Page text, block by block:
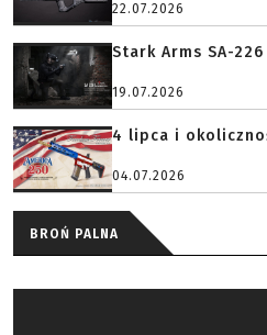
22.07.2026
Stark Arms SA-
19.07.2026
4 lipca i
04.07.2026
BROŃ PALNA